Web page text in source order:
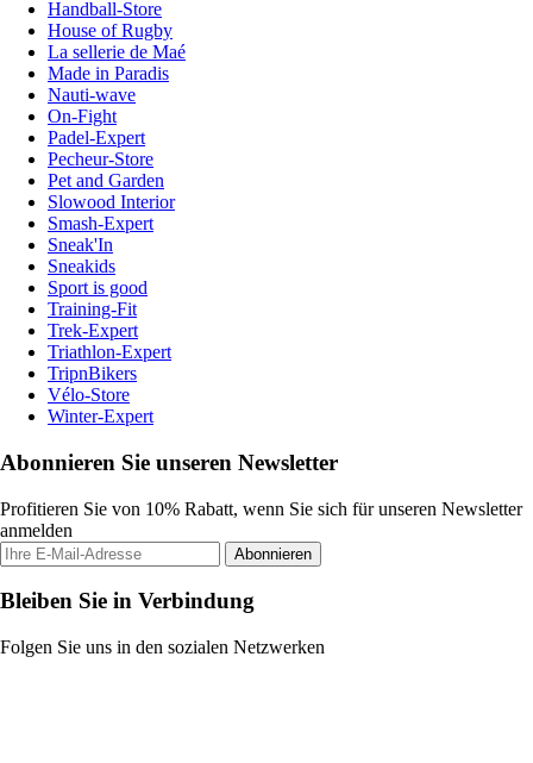
Handball-Store
House of Rugby
La sellerie de Maé
Made in Paradis
Nauti-wave
On-Fight
Padel-Expert
Pecheur-Store
Pet and Garden
Slowood Interior
Smash-Expert
Sneak'In
Sneakids
Sport is good
Training-Fit
Trek-Expert
Triathlon-Expert
TripnBikers
Vélo-Store
Winter-Expert
Abonnieren Sie unseren Newsletter
Profitieren Sie von 10% Rabatt, wenn Sie sich für unseren Newsletter
anmelden
Abonnieren
Bleiben Sie in Verbindung
Folgen Sie uns in den sozialen Netzwerken